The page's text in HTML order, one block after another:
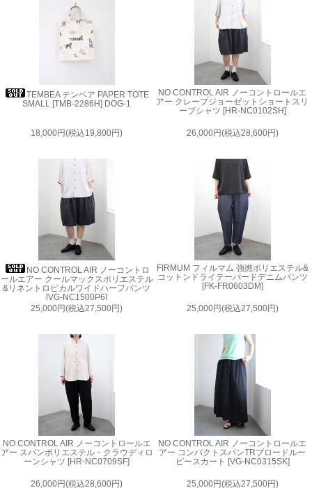
TEMBEA テンベア PAPER TOTE
SMALL [TMB-2286H] DOG-1
18,000円(税込19,800円)
NO CONTROL AIR ノーコントロールエ
アー クレープジョーゼットショートスリ
ーブシャツ [HR-NC0102SH]
26,000円(税込28,600円)
NO CONTROL AIR ノーコントロ
ールエアー クールマックスポリエステル
&リネントロピカルワイドハーフパンツ
[VG-NC1500P6]
25,000円(税込27,500円)
FIRMUM フィルマム 強撚ポリエステル&
コットンドライテーパードデニムパンツ
[FK-FR0603DM]
25,000円(税込27,500円)
NO CONTROL AIR ノーコントロールエ
アー スパンポリエステル・クラウディロ
ーンシャツ [HR-NC0709SF]
26,000円(税込28,600円)
NO CONTROL AIR ノーコントロールエ
アー コンパクトスパンTRブロードルー
ピースカート [VG-NC0315SK]
25,000円(税込27,500円)